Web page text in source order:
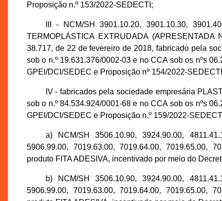
Proposição n.º 153/2022-SEDECTI;
III - NCM/SH 3901.10.20, 3901.10.30,
TERMOPLÁSTICA EXTRUDADA
38.717, de 22 de fevereiro de 2018, fabricado pela
sob o n.º 19.631.376/0002-03 e no CCA sob os nºs
GPEI/DCI/SEDEC e Proposição nº 154/2022-
IV - fabricados pela sociedade empresária
sob o n.º 84.534.924/0001-68 e no CCA sob os nºs
GPEI/DCI/SEDEC e Proposição n.º 159/2022-
a) NCM/SH 3506.10.90, 3924.90.00,
5906.99.00, 7019.63.00, 7019.64.00, 7019.65.00,
produto FITA ADESIVA, incentivado por meio do
b) NCM/SH 3506.10.90, 3924.90.00,
5906.99.00, 7019.63.00, 7019.64.00, 7019.65.00,